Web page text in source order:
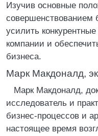
Изучив основные
совершенствованием
усилить
компании и
бизнеса.
Марк Макдоналд,
Марк Макдоналд,
исследователь и
бизнес-процессов и
настоящее время